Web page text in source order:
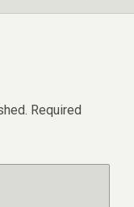
Required